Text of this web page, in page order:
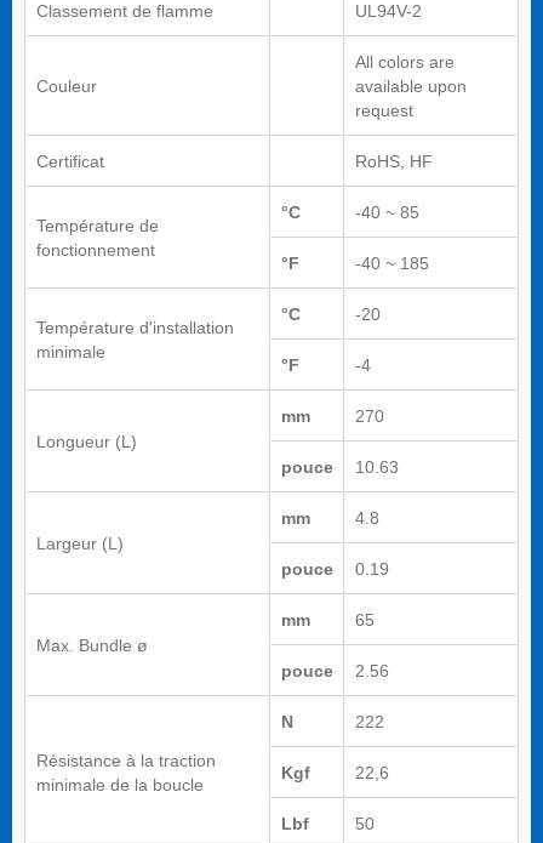
Classement de flamme UL94V-2
Couleur
All colors are
available upon
request
Certificat RoHS, HF
Température de
fonctionnement
°C -40 ~ 85
°F -40 ~ 185
Température d'installation
minimale
°C -20
°F -4
Longueur (L)
mm 270
pouce 10.63
Largeur (L)
mm 4.8
pouce 0.19
Max. Bundle ø
mm 65
pouce 2.56
Résistance à la traction
minimale de la boucle
N 222
Kgf 22,6
Lbf 50